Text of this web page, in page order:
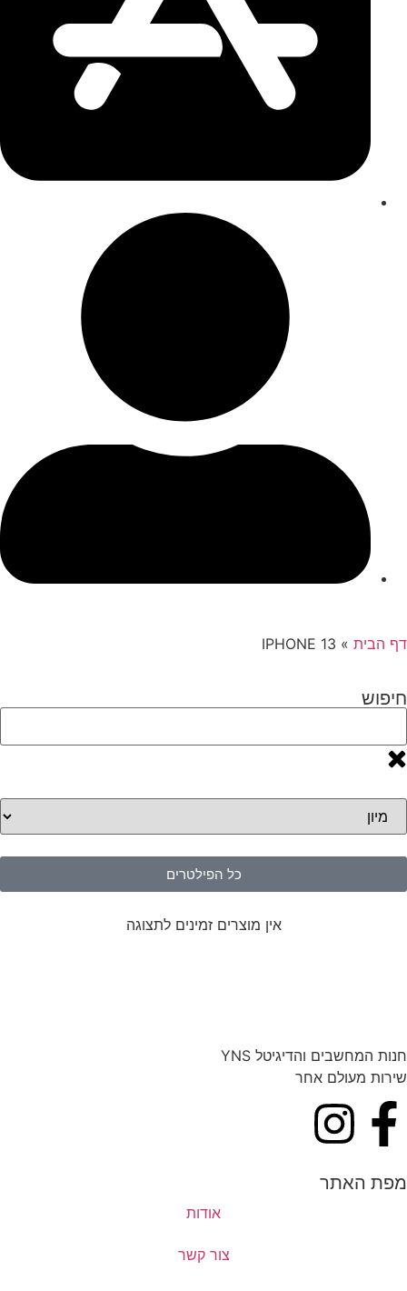
דף הבית »
IPHONE 13
חיפוש
כל הפילטרים
אין מוצרים זמינים לתצוגה
חנות המחשבים והדיגיטל YNS
שירות מעולם אחר
מפת האתר
אודות
צור קשר